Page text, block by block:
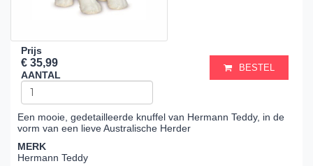
Prijs
€ 35,99
AANTAL
BESTEL
Een mooie, gedetailleerde knuffel van Hermann Teddy, in de
vorm van een lieve Australische Herder
MERK
Hermann Teddy